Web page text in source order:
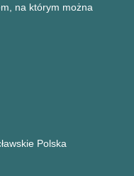
na którym można
Polska